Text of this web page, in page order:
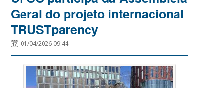
Geral do projeto internacional
TRUSTparency
01/04/2026 09:44